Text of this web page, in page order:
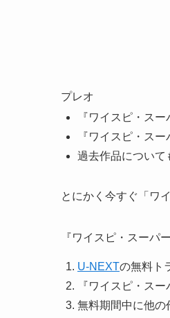
プレオ
『ワイスピ・ス
『ワイスピ・ス
過去作品について
とにかく今すぐ「ワ
『ワイスピ・スーパ
U-NEXTの無料ト
『ワイスピ・ス
無料期間中に他の